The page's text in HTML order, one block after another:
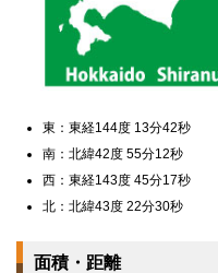
東：東経144度 13分42秒
南：北緯42度 55分12秒
西：東経143度 45分17秒
北：北緯43度 22分30秒
面積・距離